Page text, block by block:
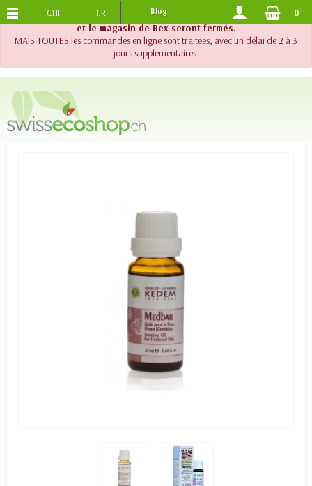
!! Important !! Jusqu'au 20 août 2026, le support téléphonique
et le magasin de Bex seront fermés.
MAIS TOUTES les commandes en ligne sont traitées, avec un délai de 2 à 3
jours supplémentaires.
PORTS OFFERTS DES 120.-
CHF FR Blog 0